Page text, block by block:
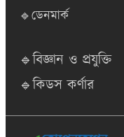
🔹ডেনমার্ক
🔹বিজ্ঞান ও প্রযুক্তি
🔹কিডস কর্ণার